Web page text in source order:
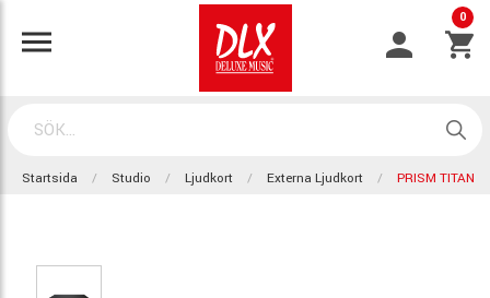
0
Startsida Studio Ljudkort Externa Ljudkort PRISM TITAN